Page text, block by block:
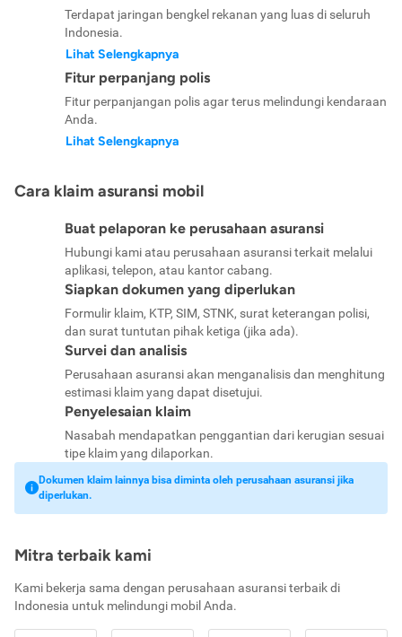
Terdapat jaringan bengkel rekanan yang luas di seluruh
Indonesia.
Lihat Selengkapnya
Fitur perpanjang polis
Fitur perpanjangan polis agar terus melindungi kendaraan
Anda.
Lihat Selengkapnya
Cara klaim asuransi mobil
Buat pelaporan ke perusahaan asuransi
Hubungi kami atau perusahaan asuransi terkait melalui
aplikasi, telepon, atau kantor cabang.
Siapkan dokumen yang diperlukan
Formulir klaim, KTP, SIM, STNK, surat keterangan polisi,
dan surat tuntutan pihak ketiga (jika ada).
Survei dan analisis
Perusahaan asuransi akan menganalisis dan menghitung
estimasi klaim yang dapat disetujui.
Penyelesaian klaim
Nasabah mendapatkan penggantian dari kerugian sesuai
tipe klaim yang dilaporkan.
Dokumen klaim lainnya bisa diminta oleh perusahaan asuransi jika
diperlukan.
Mitra terbaik kami
Kami bekerja sama dengan perusahaan asuransi terbaik di
Indonesia untuk melindungi mobil Anda.